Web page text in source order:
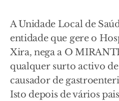
A Unidade Local de
entidade que gere o
Xira, nega a O
qualquer surto activo
causador de
Isto depois de vários